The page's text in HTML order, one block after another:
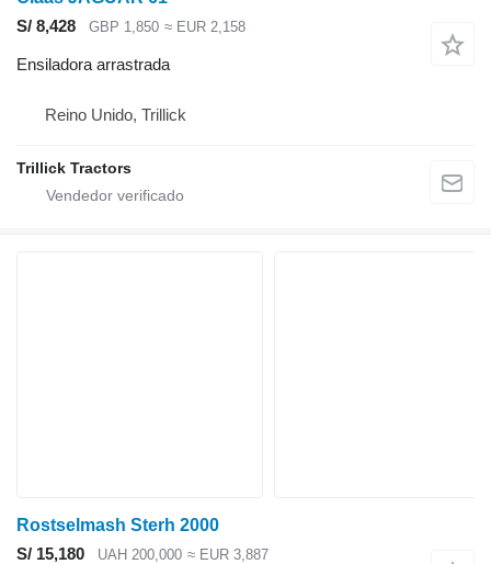
S/ 8,428
GBP 1,850 ≈ EUR 2,158
Ensiladora arrastrada
Reino Unido, Trillick
Trillick Tractors
Rostselmash Sterh 2000
S/ 15,180
UAH 200,000 ≈ EUR 3,887